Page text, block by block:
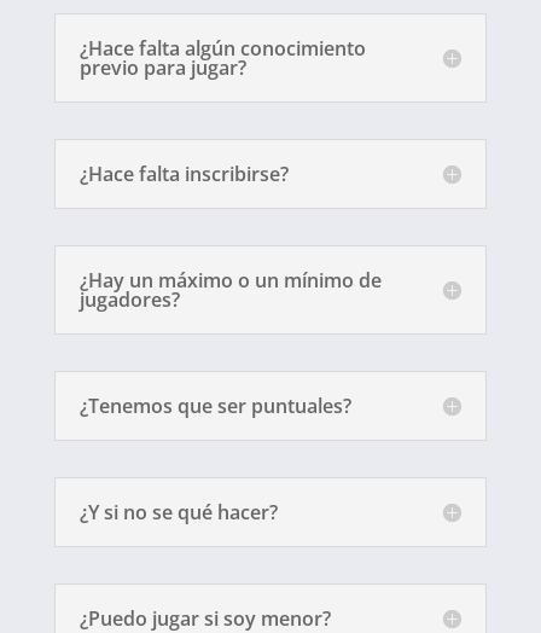
¿Hace falta algún conocimiento
previo para jugar?
¿Hace falta inscribirse?
¿Hay un máximo o un mínimo de
jugadores?
¿Tenemos que ser puntuales?
¿Y si no se qué hacer?
¿Puedo jugar si soy menor?